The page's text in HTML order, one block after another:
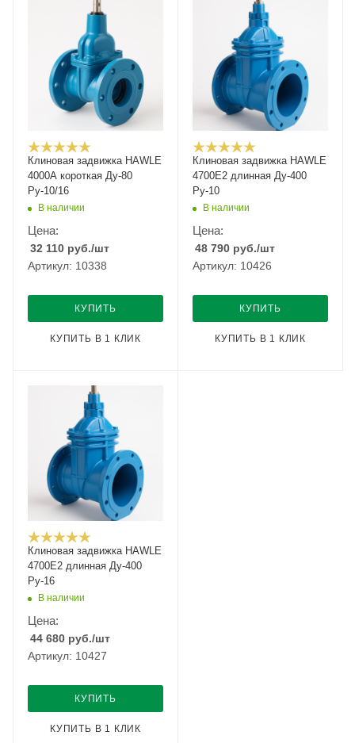
Клиновая задвижка HAWLE
4000A короткая Ду-80
Ру-10/16
В наличии
Цена:
32 110 руб./шт
Артикул: 10338
КУПИТЬ
КУПИТЬ В 1 КЛИК
Клиновая задвижка HAWLE
4700E2 длинная Ду-400
Ру-10
В наличии
Цена:
48 790 руб./шт
Артикул: 10426
КУПИТЬ
КУПИТЬ В 1 КЛИК
Клиновая задвижка HAWLE
4700E2 длинная Ду-400
Ру-16
В наличии
Цена:
44 680 руб./шт
Артикул: 10427
КУПИТЬ
КУПИТЬ В 1 КЛИК